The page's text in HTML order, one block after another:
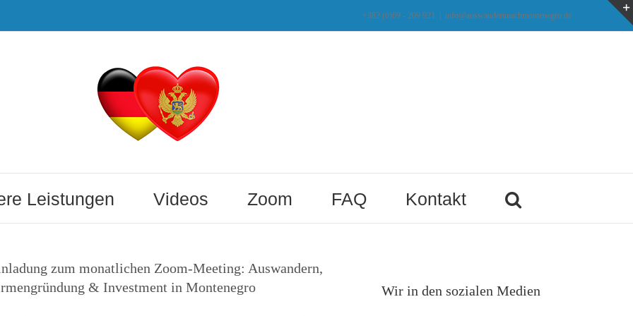
+382 (0)69 - 209 921 info@auswandernnachmontenegro.de
Leistungen Videos Zoom FAQ Kontakt
zum monatlichen Zoom-Meeting: Auswandern,
& Investment in Montenegro
Wir in den sozialen Medien